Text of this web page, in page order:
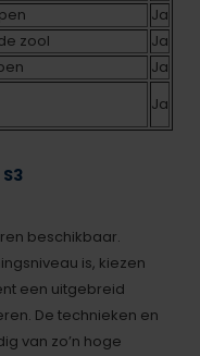
Ja
zool
Ja
Ja
Ja
beschikbaar.
is, kiezen
een uitgebreid
De technieken en
van zo’n hoge